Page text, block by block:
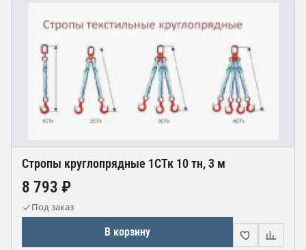
Стропы круглопрядные 1СТк 10 тн, 3 м
8 793 ₽
Под заказ
В корзину